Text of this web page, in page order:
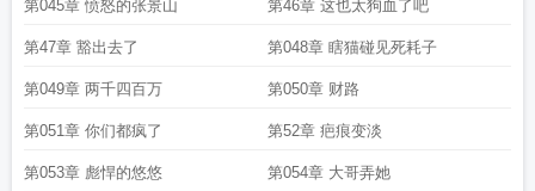
第045章 愤怒的张景山 第46章 这也太狗血了吧
第47章 豁出去了 第048章 瞎猫碰见死耗子
第049章 两千四百万 第050章 财路
第051章 你们都疯了 第52章 疤痕变淡
第053章 彪悍的悠悠 第054章 大哥弄她